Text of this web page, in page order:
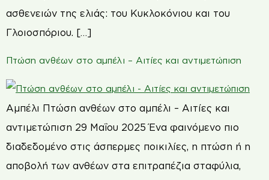
ασθενειών της ελιάς: του Κυκλοκόνιου και του
Γλοιοσπόριου. […]
Πτώση ανθέων στο αμπέλι – Αιτίες και αντιμετώπιση
Αμπέλι Πτώση ανθέων στο αμπέλι – Αιτίες και
αντιμετώπιση 29 Μαΐου 2025 Ένα φαινόμενο πιο
διαδεδομένο στις άσπερμες ποικιλίες, η πτώση ή η
αποβολή των ανθέων στα επιτραπέζια σταφύλια,